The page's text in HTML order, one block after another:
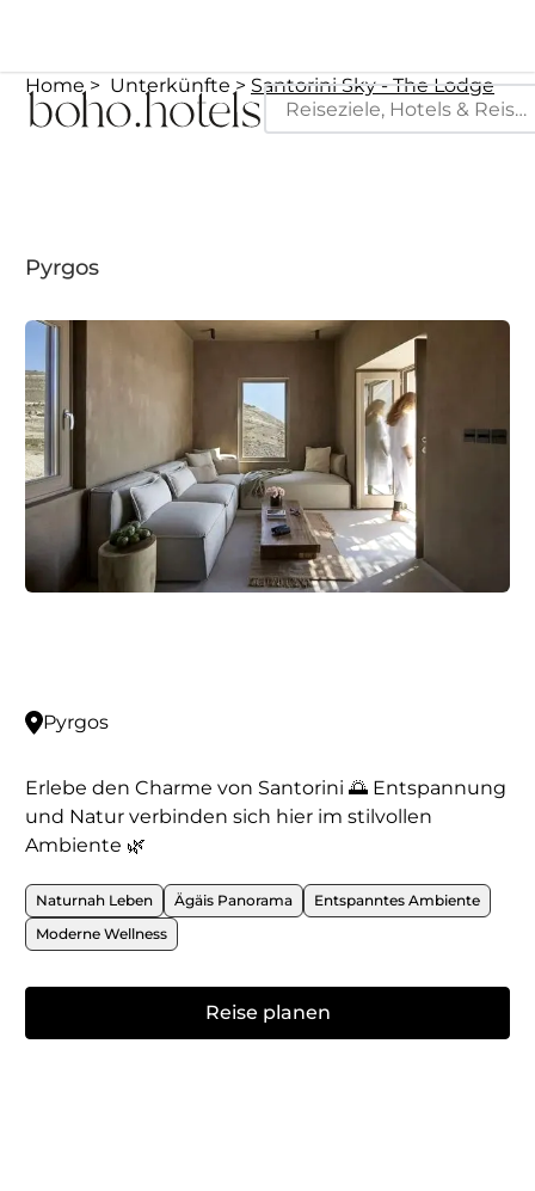
Home Unterkünfte Santorini Sky - The Lodge
Pyrgos
Pyrgos
Erlebe den Charme von Santorini 🌅 Entspannung
und Natur verbinden sich hier im stilvollen
Ambiente 🌿
Naturnah Leben Ägäis Panorama
Entspanntes Ambiente
Moderne Wellness
Reise planen